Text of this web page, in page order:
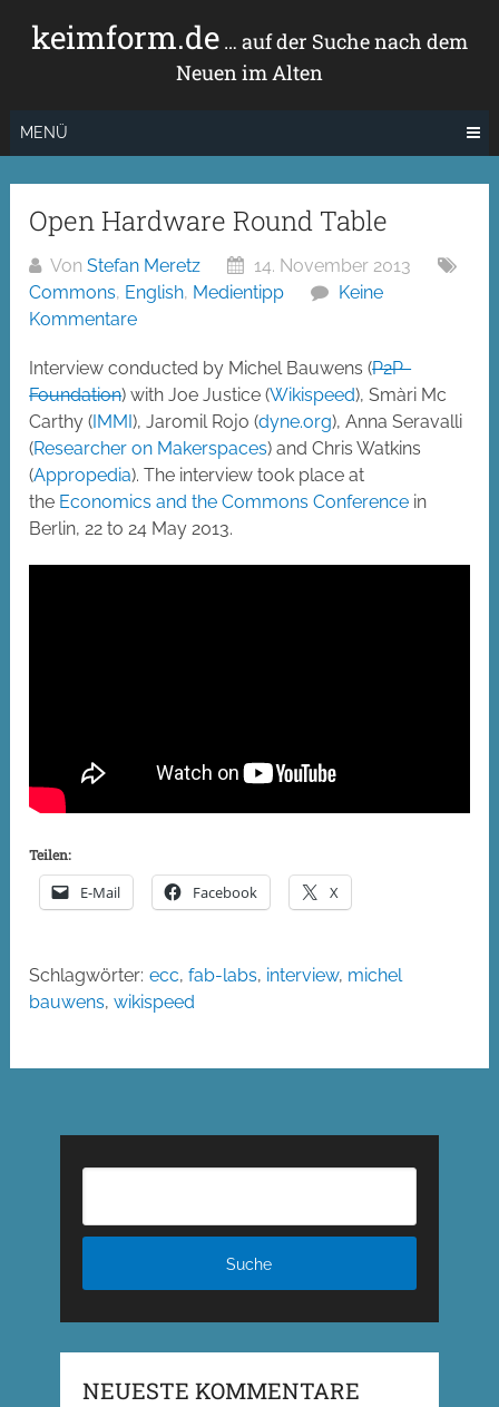
Inhaltkeimform.de… auf der Suche nach dem
Neuen im Alten
MENÜ
Open Hardware Round Table
VonStefan Meretz
14. November 2013
Commons, English, Medientipp
Keine
Kommentare
Interview conducted by Michel Bauwens (P2P-
Foundation) with Joe Justice (Wikispeed), Smàri Mc
Carthy ( IMMI), Jaromil Rojo (dyne.org), Anna Seravalli
(Researcher on Makerspaces) and Chris Watkins
(Appropedia). The interview took place at
the Economics and the Commons Conference in
Berlin, 22 to 24 May 2013.
Teilen:
E-Mail Facebook X
Schlagwörter: ecc,fab-labs, interview, michel
bauwens,wikispeed
NEUESTE KOMMENTARE